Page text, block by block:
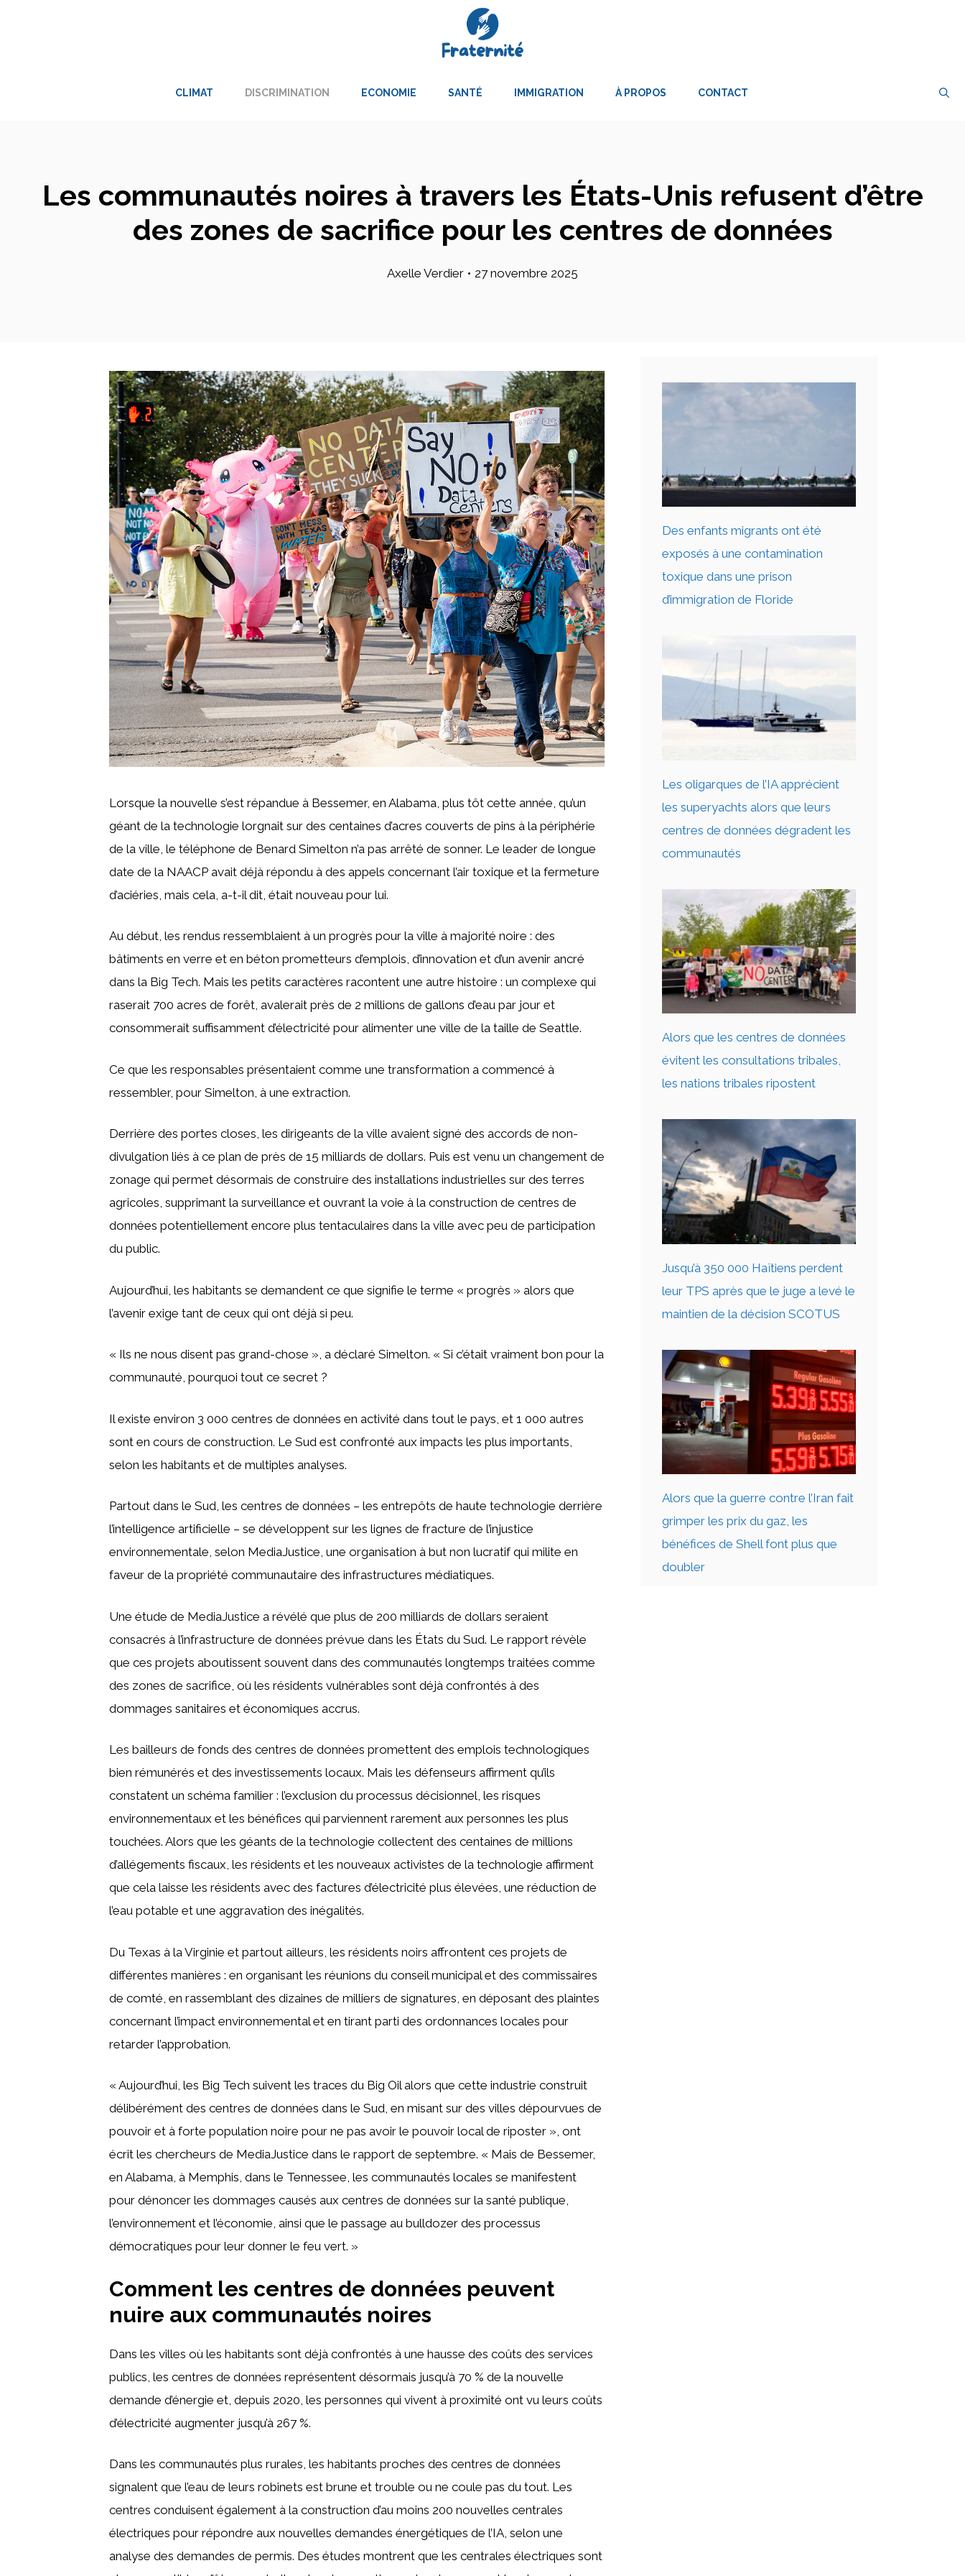
CLIMAT DISCRIMINATION ECONOMIE SANTÉ IMMIGRATION À PROPOS CONTACT
Les communautés noires à travers les États-Unis refusent d’être
des zones de sacrifice pour les centres de données
Axelle Verdier • 27 novembre 2025
Lorsque la nouvelle s’est répandue à Bessemer, en Alabama, plus tôt cette année, qu’un
géant de la technologie lorgnait sur des centaines d’acres couverts de pins à la périphérie
de la ville, le téléphone de Benard Simelton n’a pas arrêté de sonner. Le leader de longue
date de la NAACP avait déjà répondu à des appels concernant l’air toxique et la fermeture
d’aciéries, mais cela, a-t-il dit, était nouveau pour lui.
Au début, les rendus ressemblaient à un progrès pour la ville à majorité noire : des
bâtiments en verre et en béton prometteurs d’emplois, d’innovation et d’un avenir ancré
dans la Big Tech. Mais les petits caractères racontent une autre histoire : un complexe qui
raserait 700 acres de forêt, avalerait près de 2 millions de gallons d’eau par jour et
consommerait suffisamment d’électricité pour alimenter une ville de la taille de Seattle.
Ce que les responsables présentaient comme une transformation a commencé à
ressembler, pour Simelton, à une extraction.
Derrière des portes closes, les dirigeants de la ville avaient signé des accords de non-
divulgation liés à ce plan de près de 15 milliards de dollars. Puis est venu un changement de
zonage qui permet désormais de construire des installations industrielles sur des terres
agricoles, supprimant la surveillance et ouvrant la voie à la construction de centres de
données potentiellement encore plus tentaculaires dans la ville avec peu de participation
du public.
Aujourd’hui, les habitants se demandent ce que signifie le terme « progrès » alors que
l’avenir exige tant de ceux qui ont déjà si peu.
« Ils ne nous disent pas grand-chose », a déclaré Simelton. « Si c’était vraiment bon pour la
communauté, pourquoi tout ce secret ?
Il existe environ 3 000 centres de données en activité dans tout le pays, et 1 000 autres
sont en cours de construction. Le Sud est confronté aux impacts les plus importants,
selon les habitants et de multiples analyses.
Partout dans le Sud, les centres de données – les entrepôts de haute technologie derrière
l’intelligence artificielle – se développent sur les lignes de fracture de l’injustice
environnementale, selon MediaJustice, une organisation à but non lucratif qui milite en
faveur de la propriété communautaire des infrastructures médiatiques.
Une étude de MediaJustice a révélé que plus de 200 milliards de dollars seraient
consacrés à l’infrastructure de données prévue dans les États du Sud. Le rapport révèle
que ces projets aboutissent souvent dans des communautés longtemps traitées comme
des zones de sacrifice, où les résidents vulnérables sont déjà confrontés à des
dommages sanitaires et économiques accrus.
Les bailleurs de fonds des centres de données promettent des emplois technologiques
bien rémunérés et des investissements locaux. Mais les défenseurs affirment qu’ils
constatent un schéma familier : l’exclusion du processus décisionnel, les risques
environnementaux et les bénéfices qui parviennent rarement aux personnes les plus
touchées. Alors que les géants de la technologie collectent des centaines de millions
d’allégements fiscaux, les résidents et les nouveaux activistes de la technologie affirment
que cela laisse les résidents avec des factures d’électricité plus élevées, une réduction de
l’eau potable et une aggravation des inégalités.
Du Texas à la Virginie et partout ailleurs, les résidents noirs affrontent ces projets de
différentes manières : en organisant les réunions du conseil municipal et des commissaires
de comté, en rassemblant des dizaines de milliers de signatures, en déposant des plaintes
concernant l’impact environnemental et en tirant parti des ordonnances locales pour
retarder l’approbation.
« Aujourd’hui, les Big Tech suivent les traces du Big Oil alors que cette industrie construit
délibérément des centres de données dans le Sud, en misant sur des villes dépourvues de
pouvoir et à forte population noire pour ne pas avoir le pouvoir local de riposter », ont
écrit les chercheurs de MediaJustice dans le rapport de septembre. « Mais de Bessemer,
en Alabama, à Memphis, dans le Tennessee, les communautés locales se manifestent
pour dénoncer les dommages causés aux centres de données sur la santé publique,
l’environnement et l’économie, ainsi que le passage au bulldozer des processus
démocratiques pour leur donner le feu vert. »
Comment les centres de données peuvent
nuire aux communautés noires
Dans les villes où les habitants sont déjà confrontés à une hausse des coûts des services
publics, les centres de données représentent désormais jusqu’à 70 % de la nouvelle
demande d’énergie et, depuis 2020, les personnes qui vivent à proximité ont vu leurs coûts
d’électricité augmenter jusqu’à 267 %.
Dans les communautés plus rurales, les habitants proches des centres de données
signalent que l’eau de leurs robinets est brune et trouble ou ne coule pas du tout. Les
centres conduisent également à la construction d’au moins 200 nouvelles centrales
électriques pour répondre aux nouvelles demandes énergétiques de l’IA, selon une
analyse des demandes de permis. Des études montrent que les centrales électriques sont
Des enfants migrants ont été
exposés à une contamination
toxique dans une prison
d’immigration de Floride
Les oligarques de l’IA apprécient
les superyachts alors que leurs
centres de données dégradent les
communautés
Alors que les centres de données
évitent les consultations tribales,
les nations tribales ripostent
Jusqu’à 350 000 Haïtiens perdent
leur TPS après que le juge a levé le
maintien de la décision SCOTUS
Alors que la guerre contre l’Iran fait
grimper les prix du gaz, les
bénéfices de Shell font plus que
doubler